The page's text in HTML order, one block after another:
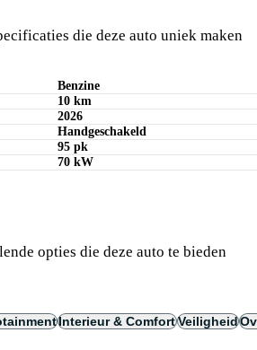
die deze auto uniek maken
Benzine
10 km
2026
Handgeschakeld
95 pk
70 kW
opties die deze auto te bieden
Interieur & ComfortVeiligheid